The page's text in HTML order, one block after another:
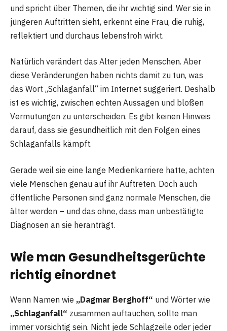
und spricht über Themen, die ihr wichtig sind. Wer sie in
jüngeren Auftritten sieht, erkennt eine Frau, die ruhig,
reflektiert und durchaus lebensfroh wirkt.
Natürlich verändert das Alter jeden Menschen. Aber
diese Veränderungen haben nichts damit zu tun, was
das Wort „Schlaganfall“ im Internet suggeriert. Deshalb
ist es wichtig, zwischen echten Aussagen und bloßen
Vermutungen zu unterscheiden. Es gibt keinen Hinweis
darauf, dass sie gesundheitlich mit den Folgen eines
Schlaganfalls kämpft.
Gerade weil sie eine lange Medienkarriere hatte, achten
viele Menschen genau auf ihr Auftreten. Doch auch
öffentliche Personen sind ganz normale Menschen, die
älter werden – und das ohne, dass man unbestätigte
Diagnosen an sie heranträgt.
Wie man Gesundheitsgerüchte
richtig einordnet
Wenn Namen wie „Dagmar Berghoff“ und Wörter wie
„Schlaganfall“ zusammen auftauchen, sollte man
immer vorsichtig sein. Nicht jede Schlagzeile oder jeder